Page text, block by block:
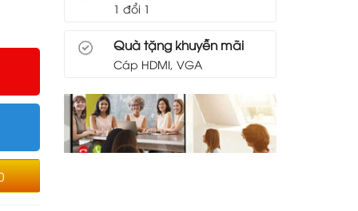
1 đổi 1
Quà tặng khuyễn mãi
Cáp HDMI, VGA